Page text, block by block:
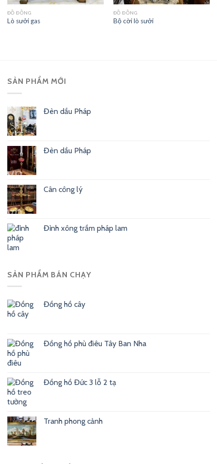
ĐỒ ĐỒNG
Lò sưởi gas
ĐỒ ĐỒNG
Bộ cời lò sưởi
SẢN PHẨM MỚI
Đèn dầu Pháp
Đèn dầu Pháp
Cân công lý
Đỉnh xông trầm pháp lam
SẢN PHẨM BÁN CHẠY
Đồng hồ cây
Đồng hồ phù điêu Tây Ban Nha
Đồng hồ Đức 3 lỗ 2 tạ
Tranh phong cảnh